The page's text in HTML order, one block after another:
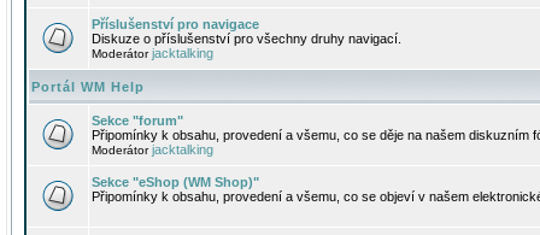
Příslušenství pro navigace
Diskuze o příslušenství pro všechny druhy navigací.
Moderátorjacktalking
Portál WM Help
Sekce "forum"
Připomínky k obsahu, provedení a všemu, co se děje na našem diskuzním
Moderátorjacktalking
Sekce "eShop (WM Shop)"
Připomínky k obsahu, provedení a všemu, co se objeví v našem